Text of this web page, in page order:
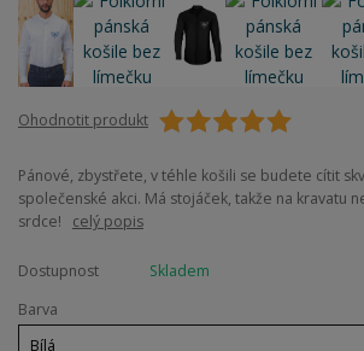
Ohodnotit produkt
Pánové, zbystřete, v téhle košili se budete cítit
společenské akci. Má stojáček, takže na kravatu
srdce! celý popis
Dostupnost
Skladem
Barva